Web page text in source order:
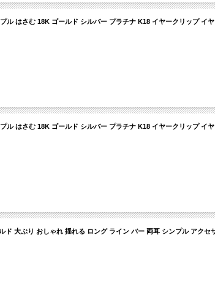
はさむ 18K ゴールド シルバー プラチナ K18 イヤークリップ イ
はさむ 18K ゴールド シルバー プラチナ K18 イヤークリップ イ
大ぶり おしゃれ 揺れる ロング ライン バー 両耳 シンプル アク